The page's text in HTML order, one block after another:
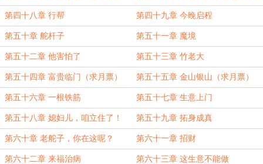
票） 票）
第四十八章 行帮 第四十九章 今晚启程
第五十章 舵杆子 第五十一章 魔境
第五十二章 他害怕了 第五十三章 竹老大
第五十四章 富贵临门（求月票） 第五十五章 金山银山（求月票）
第五十六章 一根铁筋 第五十七章 生意上门
第五十八章 媳妇儿，咱立住了！ 第五十九章 拓身成真
第六十章 老舵子，你在这呢？ 第六十一章 招财
第六十二章 来福治病 第六十三章 这生意不能做